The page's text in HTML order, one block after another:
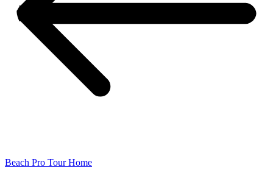
Beach Pro Tour Home